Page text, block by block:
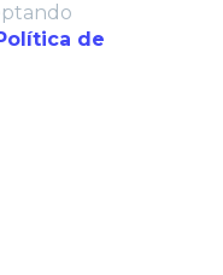
de